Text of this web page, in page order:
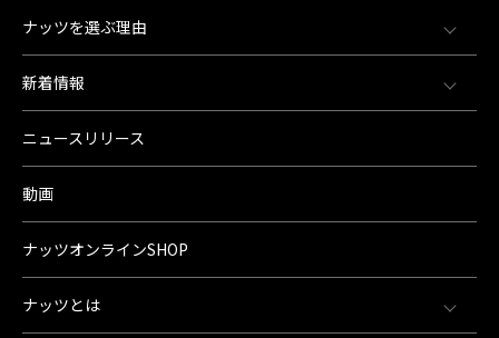
ナッツを選ぶ理由
新着情報
ニュースリリース
動画
ナッツオンラインSHOP
ナッツとは